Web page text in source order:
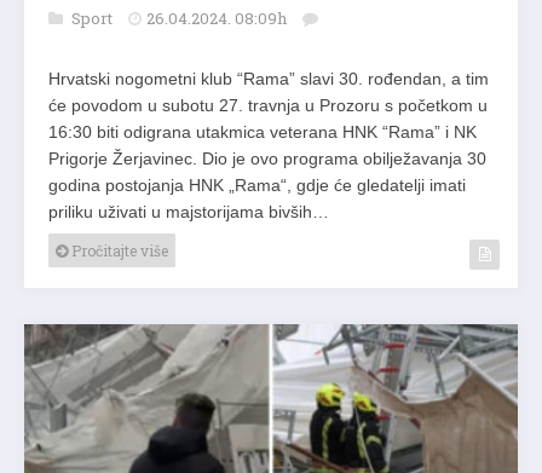
Sport 26.04.2024. 08:09h
Hrvatski nogometni klub “Rama” slavi 30. rođendan, a tim
će povodom u subotu 27. travnja u Prozoru s početkom u
16:30 biti odigrana utakmica veterana HNK “Rama” i NK
Prigorje Žerjavinec. Dio je ovo programa obilježavanja 30
godina postojanja HNK „Rama“, gdje će gledatelji imati
priliku uživati u majstorijama bivših…
Pročitajte više